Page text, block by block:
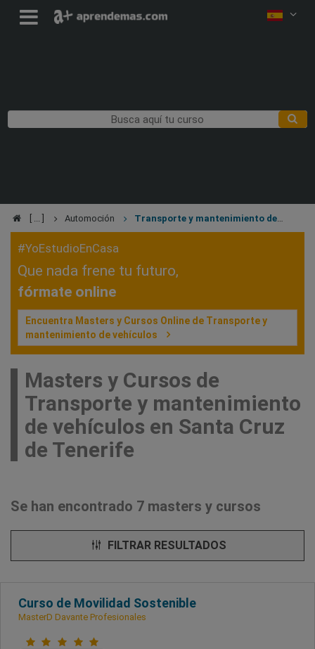
Automoción
vehículos
#YoEstudioEnCasa
Que nada frene tu futuro,
fórmate online
Encuentra Masters y Cursos Online de Transporte y
mantenimiento de vehículos
Masters y Cursos de
Transporte y mantenimiento
de vehículos en Santa Cruz
de Tenerife
Se han encontrado 7 masters y cursos
FILTRAR RESULTADOS
Curso de Movilidad Sostenible
MasterD Davante Profesionales